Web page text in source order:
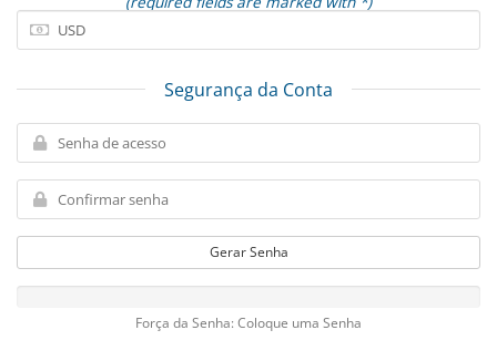
Segurança da Conta
Gerar Senha
Força da Senha: Coloque uma Senha